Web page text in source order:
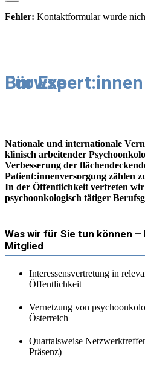
Fehler: Kontaktformular wurde
Für Expert:innen
Browse
Nationale und internationale
klinisch arbeitender
Verbesserung der
Patient:innenversorgung zählen
In der Öffentlichkeit vertreten wir
psychoonkologisch tätiger
Was wir für Sie tun können –
Mitglied
Interessensvertretung in
Öffentlichkeit
Vernetzung von
Österreich
Quartalsweise
Präsenz)